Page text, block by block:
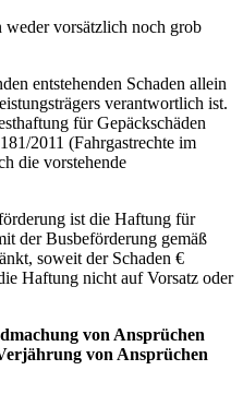
weder vorsätzlich noch grob
entstehenden Schaden allein
verantwortlich ist.
für Gepäckschäden
2011 (Fahrgastrechte im
die vorstehende
ist die Haftung für
der Busbeförderung gemäß
soweit der Schaden €
Haftung nicht auf Vorsatz oder
von Ansprüchen
von Ansprüchen